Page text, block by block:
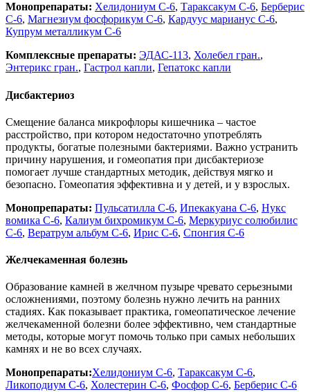
Монопрепараты: Хелидониум С-6, Тараксакум С-6, Берберис
С-6, Магнезиум фосфорикум С-6, Кардуус марианус С-6,
Купрум металликум С-6
Комплексные препараты: ЭДАС-113, Холебел гран.,
Энтерикс гран., Гастрол капли, Гепатокс капли
Дисбактериоз
Смещение баланса микрофлоры кишечника – частое
расстройство, при котором недостаточно употреблять
продукты, богатые полезными бактериями. Важно устранить
причину нарушения, и гомеопатия при дисбактериозе
помогает лучше стандартных методик, действуя мягко и
безопасно. Гомеопатия эффективна и у детей, и у взрослых.
Монопрепараты: Пульсатилла С-6, Ипекакуана С-6, Нукс
вомика С-6, Калиум бихромикум С-6, Меркуриус солюбилис
С-6, Вератрум альбум С-6, Ирис С-6, Спонгия С-6
Желчекаменная болезнь
Образование камней в желчном пузыре чревато серьезными
осложнениями, поэтому болезнь нужно лечить на ранних
стадиях. Как показывает практика, гомеопатическое лечение
желчекаменной болезни более эффективно, чем стандартные
методы, которые могут помочь только при самых небольших
камнях и не во всех случаях.
Монопрепараты:Хелидониум С-6, Тараксакум С-6,
Ликоподиум С-6, Холестерин С-6, Фосфор С-6, Берберис С-6